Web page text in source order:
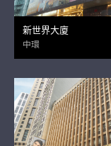
新世界大廈
中環